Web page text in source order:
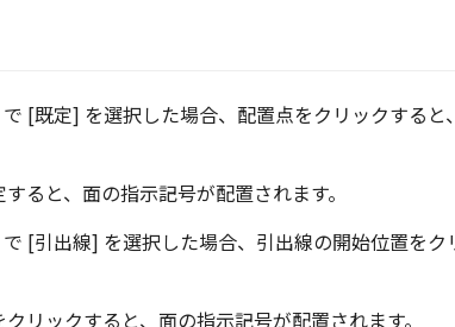
[既定] を選択した場合、配置点をクリックすると
ると、面の指示記号が配置されます。
[引出線] を選択した場合、引出線の開始位置をク
リックすると、面の指示記号が配置されます。